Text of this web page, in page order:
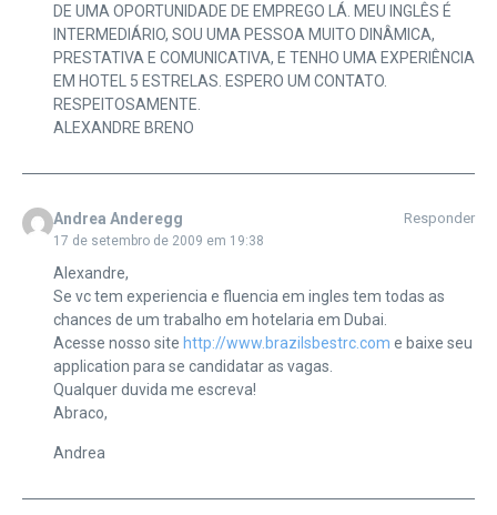
DE UMA OPORTUNIDADE DE EMPREGO LÁ. MEU INGLÊS É
INTERMEDIÁRIO, SOU UMA PESSOA MUITO DINÂMICA,
PRESTATIVA E COMUNICATIVA, E TENHO UMA EXPERIÊNCIA
EM HOTEL 5 ESTRELAS. ESPERO UM CONTATO.
RESPEITOSAMENTE.
ALEXANDRE BRENO
Andrea Anderegg
17 de setembro de 2009 em 19:38
Responder
Alexandre,
Se vc tem experiencia e fluencia em ingles tem todas as
chances de um trabalho em hotelaria em Dubai.
Acesse nosso site http://www.brazilsbestrc.com e baixe seu
application para se candidatar as vagas.
Qualquer duvida me escreva!
Abraco,
Andrea